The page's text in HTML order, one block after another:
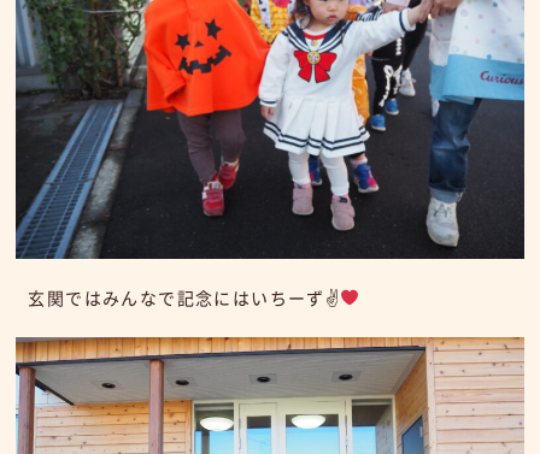
玄関ではみんなで記念にはいちーず✌